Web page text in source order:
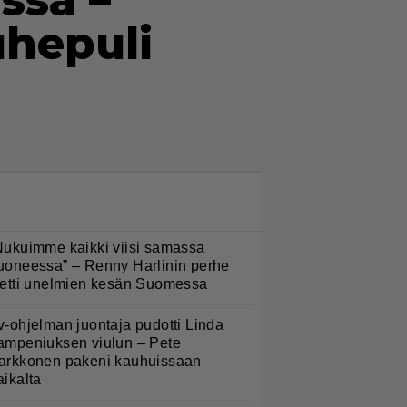
kaikki viisi samassa
– Renny Harlinin perhe
unelmien kesän Suomessa
ohjelman juontaja pudotti Linda
viulun – Pete
pakeni kauhuissaan